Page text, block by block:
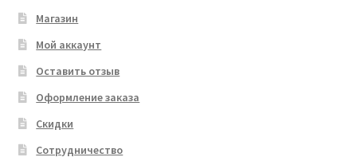
Магазин
Мой аккаунт
Оставить отзыв
Оформление заказа
Скидки
Сотрудничество